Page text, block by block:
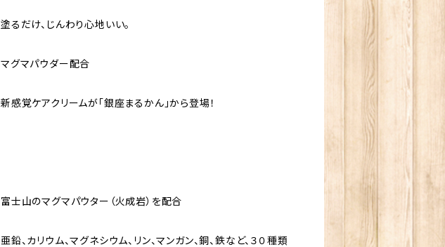
塗るだけ、じんわり心地いい。
マグマパウダー配合
新感覚ケアクリームが「銀座まるかん」から登場！
富士山のマグマパウター（火成岩）を配合
亜鉛、カリウム、マグネシウム、リン、マンガン、銅、鉄など、３０種類